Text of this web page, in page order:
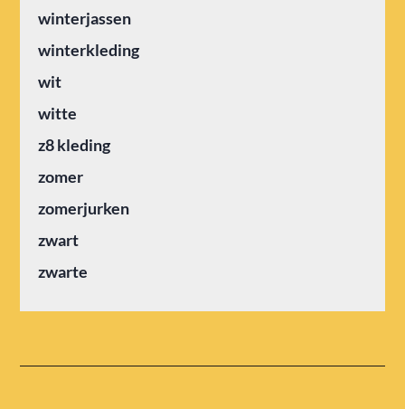
winterjassen
winterkleding
wit
witte
z8 kleding
zomer
zomerjurken
zwart
zwarte